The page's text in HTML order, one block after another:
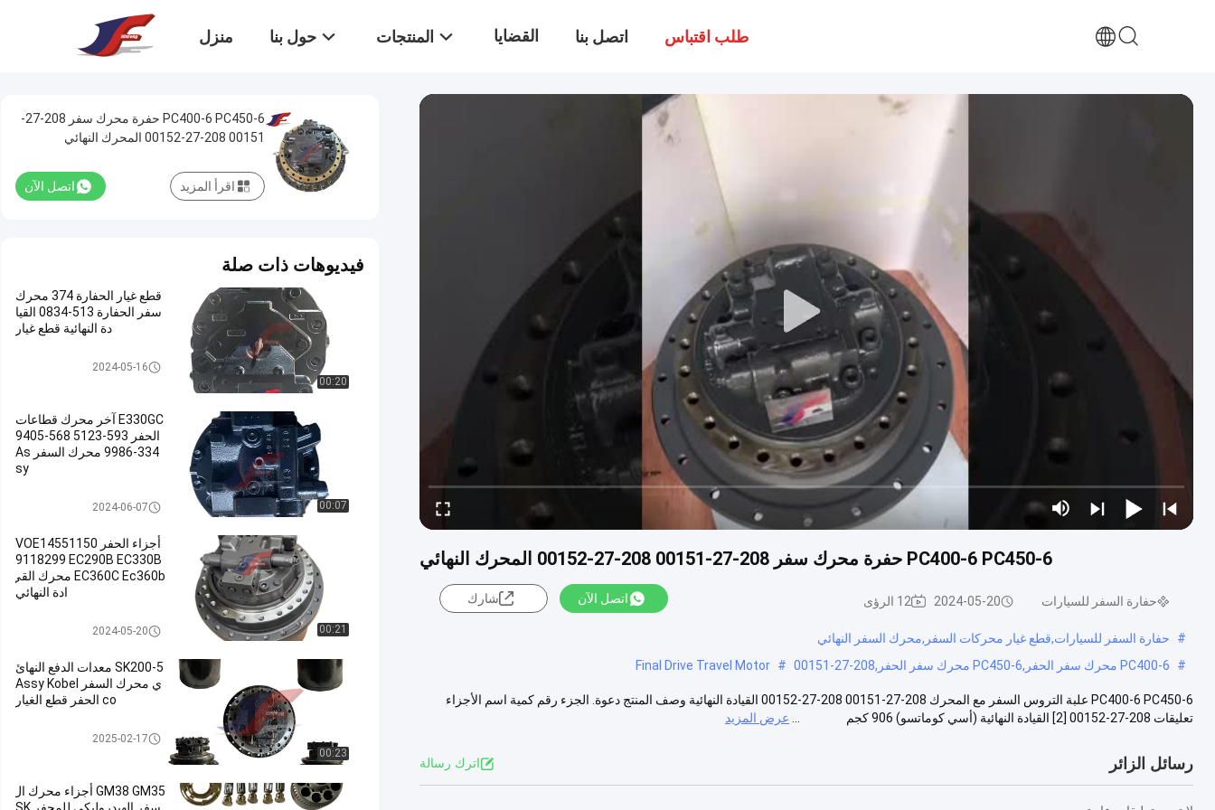
منزل حول بنا المنتجات القضايا اتصل بنا طلب اقتباس
PC400-6 PC450-6 حفرة محرك سفر 208-27-00151 208-27-00152 المحرك النهائي
حفارة السفر للسيارات 2024-05-20 12 الرؤى اتصل الآن شارك
#
حفارة السفر للسيارات,قطع غيار محركات السفر,محرك السفر النهائي
#
PC400-6 محرك سفر الحفر,PC450-6 محرك سفر الحفر,208-27-00151 #
Final Drive Travel Motor
PC400-6 PC450-6 علبة التروس السفر مع المحرك 208-27-00151 208-27-00152 القيادة النهائية وصف المنتج دعوة. الجزء رقم كمية اسم الأجزاء
تعليقات 208-27-00152 [2] القيادة النهائية (أسي كوماتسو) 906 كجم ...
عرض المزيد
رسائل الزائر اترك رسالة
PC400-6 PC450-6 حفرة محرك سفر 208-27-
00151 208-27-00152 المحرك النهائي
اتصل الآن اقرأ المزيد
فيديوهات ذات صلة
00:20
قطع غيار الحفارة 374 محرك
سفر الحفارة 513-0834 القيا
دة النهائية قطع غيار
حفارة السفر للسيارات2024-05-16
00:07
E330GC آخر محرك قطاعات
الحفر 593-5123 568-9405
334-9986 محرك السفر As
sy
حفارة السفر للسيارات2024-06-07
00:21
أجزاء الحفر VOE14551150
9118299 EC290B EC330B
EC360C Ec360b محرك القي
ادة النهائي
حفارة السفر للسيارات2024-05-20
00:23
SK200-5 معدات الدفع النهائ
ي محرك السفر Assy Kobel
co الحفر قطع الغيار
حفارة السفر للسيارات2025-02-17
GM38 GM35 أجزاء محرك ال